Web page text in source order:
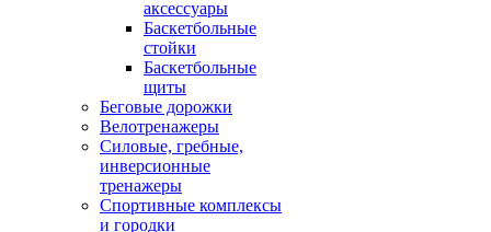
аксессуары
Баскетбольные
стойки
Баскетбольные
щиты
Беговые дорожки
Велотренажеры
Силовые, гребные,
инверсионные
тренажеры
Спортивные комплексы
и городки